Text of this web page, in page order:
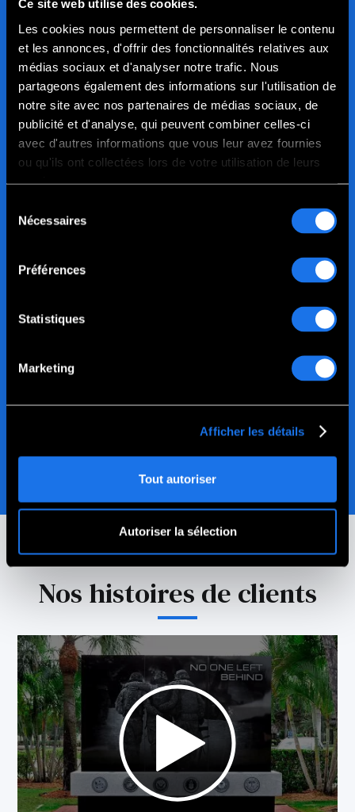
Ce site web utilise des cookies.
Les cookies nous permettent de personnaliser le contenu
et les annonces, d'offrir des fonctionnalités relatives aux
médias sociaux et d'analyser notre trafic. Nous
partageons également des informations sur l'utilisation de
notre site avec nos partenaires de médias sociaux, de
publicité et d'analyse, qui peuvent combiner celles-ci
avec d'autres informations que vous leur avez fournies
ou qu'ils ont collectées lors de votre utilisation de leurs
services.
Nécessaires
Préférences
Statistiques
Marketing
Afficher les détails
Tout autoriser
Autoriser la sélection
Nos histoires de clients